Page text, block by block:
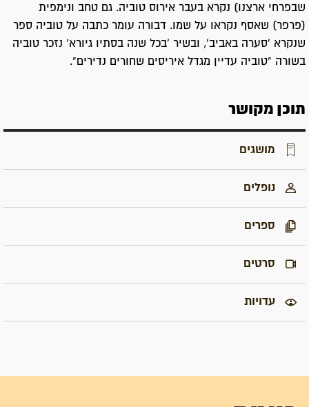
שבפרחי ארצנו) נקרא בעבר אירוס טוביה. גם טחב ונימפית
(פרפר) שאסף נקראו על שמו. דבורה עומר כתבה על טוביה ספר
שנקרא 'סערה באביב', ובשיר 'בכל שנה בסתיו גיורא' נזכר טוביה
בשורה "טוביה עדיין מגדל איריסים שחורים נדירים".
תוכן מקושר
מושגים
נופלים
ספרים
סרטים
עדויות